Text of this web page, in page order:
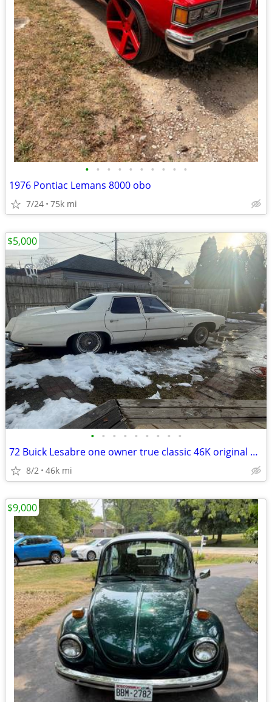
• • • • • • • • • •
1976 Pontiac Lemans 8000 obo
7/24 75k mi
• • • • • • • • •
72 Buick Lesabre one owner true classic 46K original miles come see it
8/2 46k mi
$5,000
$9,000